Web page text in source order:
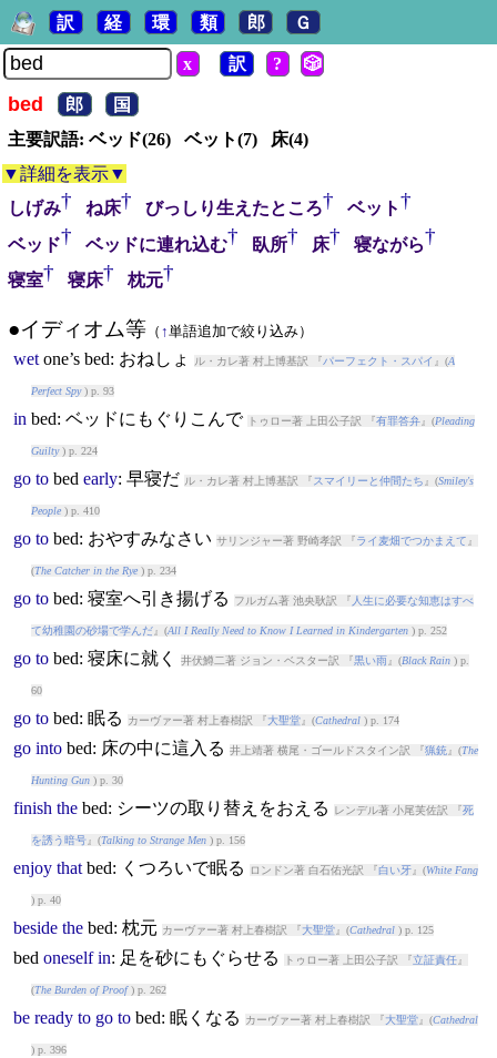
訳 経 環 類 郎 Ｇ
x 訳 ? 🎲
bed 郎
国
主要訳語: ベッド(26) ベット(7) 床(4)
▼詳細を表示▼
しげみ† ね床† びっしり生えたところ† ベット†
ベッド† ベッドに連れ込む† 臥所† 床† 寝ながら†
寝室† 寝床† 枕元†
●イディオム等（ ↑単語追加で絞り込み）
wetone’s bed: おねしょ ル・カレ著 村上博基訳 『パーフェクト・スパイ 』(A
Perfect Spy) p. 93
in bed: ベッドにもぐりこんで トゥロー著 上田公子訳 『有罪答弁』(Pleading
Guilty) p. 224
go to bed early: 早寝だ ル・カレ著 村上博基訳 『スマイリーと仲間たち 』(Smiley's
People) p. 410
go to bed: おやすみなさい サリンジャー著 野崎孝訳 『ライ麦畑でつかまえて 』
(The Catcher in the Rye) p. 234
go to bed: 寝室へ引き揚げる フルガム著 池央耿訳 『 人生に必要な知恵はすべ
て幼稚園の砂場で学んだ』(All I Really Need to Know I Learned in Kindergarten) p. 252
go to bed: 寝床に就く 井伏鱒二著 ジョン・ベスター訳 『黒い雨』(Black Rain) p.
60
go to bed: 眠る カーヴァー著 村上春樹訳 『大聖堂』(Cathedral) p. 174
go into bed: 床の中に這入る 井上靖著 横尾・ゴールドスタイン訳 『猟銃 』(The
Hunting Gun) p. 30
finish the bed: シーツの取り替えをおえる レンデル著 小尾芙佐訳 『死
を誘う暗号』(Talking to Strange Men) p. 156
enjoy that bed: くつろいで眠る ロンドン著 白石佑光訳 『白い牙』(White Fang
) p. 40
beside the bed: 枕元 カーヴァー著 村上春樹訳 『大聖堂』(Cathedral) p. 125
bed oneself in: 足を砂にもぐらせる トゥロー著 上田公子訳 『立証責任』
(The Burden of Proof) p. 262
be ready to go to bed: 眠くなる カーヴァー著 村上春樹訳 『大聖堂』(Cathedral
) p. 396